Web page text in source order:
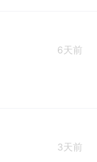
6天前
3天前